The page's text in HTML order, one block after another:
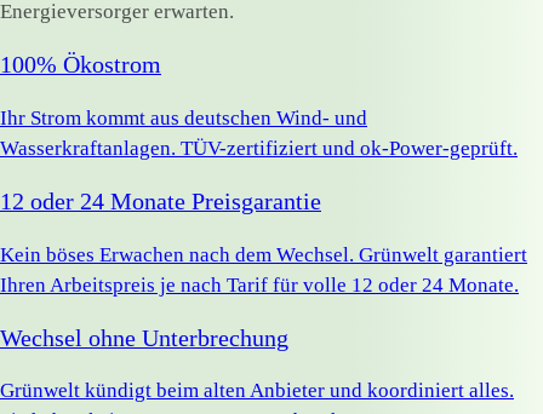
Energieversorger erwarten.
100% Ökostrom
Ihr Strom kommt aus deutschen Wind- und
Wasserkraftanlagen. TÜV-zertifiziert und ok-Power-geprüft.
12 oder 24 Monate Preisgarantie
Kein böses Erwachen nach dem Wechsel. Grünwelt garantiert
Ihren Arbeitspreis je nach Tarif für volle 12 oder 24 Monate.
Wechsel ohne Unterbrechung
Grünwelt kündigt beim alten Anbieter und koordiniert alles.